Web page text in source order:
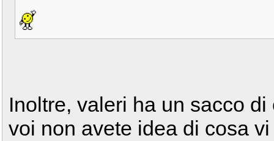
Inoltre, valeri ha un sacco
voi non avete idea di cosa